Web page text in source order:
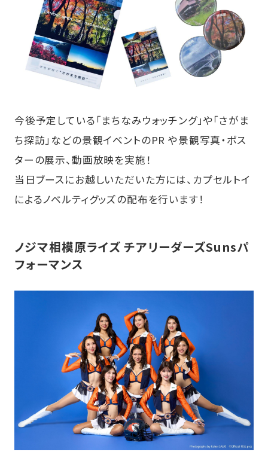
今後予定している「まちなみウォッチング」や「さがま
ち探訪」などの景観イベントのPR や景観写真・ポス
ターの展示、動画放映を実施！
当日ブースにお越しいただいた方には、カプセルトイ
によるノベルティグッズの配布を行います！
ノジマ相模原ライズ チアリーダーズSunsパ
フォーマンス